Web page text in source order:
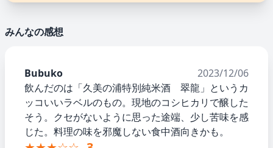
みんなの感想
Bubuko
2023/12/06
飲んだのは「久美の浦特別純米酒 翠龍」というカ
ッコいいラベルのもの。現地のコシヒカリで醸した
そう。クセがないように思った途端、少し苦味を感
じた。料理の味を邪魔しない食中酒向きかも。